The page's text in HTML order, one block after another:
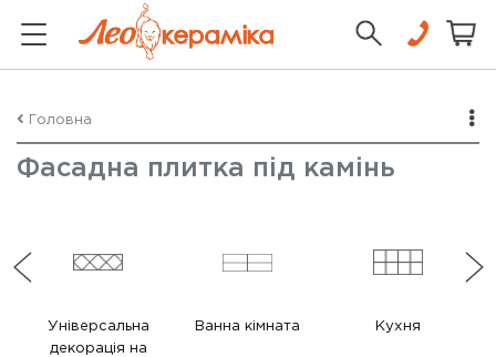
Головна
Фасадна плитка під камінь
Універсальна
декорація на
Ванна кімната Кухня